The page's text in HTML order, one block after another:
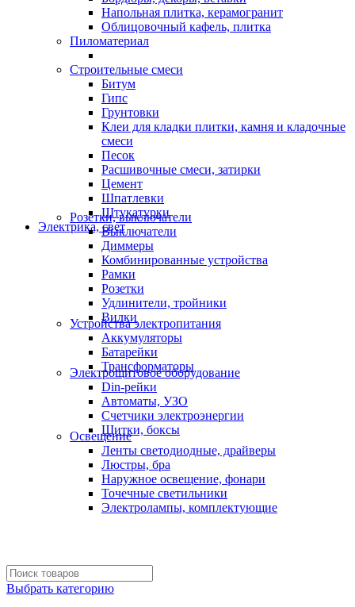
Напольная плитка, керамогранит
Облицовочный кафель, плитка
Пиломатериал
Строительные смеси
Битум
Гипс
Грунтовки
Клеи для кладки плитки, камня и кладочные
смеси
Песок
Расшивочные смеси, затирки
Цемент
Шпатлевки
Штукатурки
Электрика, свет
Розетки, выключатели
Выключатели
Диммеры
Комбинированные устройства
Рамки
Розетки
Удлинители, тройники
Вилки
Устройства электропитания
Аккумуляторы
Батарейки
Трансформаторы
Электрощитовое оборудование
Din-рейки
Автоматы, УЗО
Счетчики электроэнергии
Щитки, боксы
Освещение
Ленты светодиодные, драйверы
Люстры, бра
Наружное освещение, фонари
Точечные светильники
Электролампы, комплектующие
Выбрать категорию